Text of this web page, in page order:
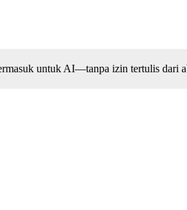
untuk AI—tanpa izin tertulis dari